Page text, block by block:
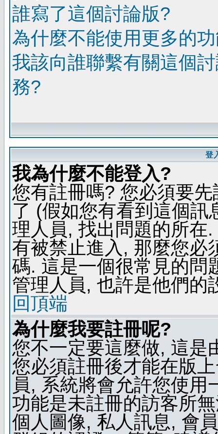
誰寫了這個討論版?
為什麼不能使用更多的
我該向誰聯繫有關這個
務?
登
我為什麼不能登入?
您有註冊嗎? 您必須要
了 (假如您有看到這個
理人員, 找出問題的所在
有被禁止進入, 那麼您必
碼. 這是一個很常見的問
管理人員, 也許是他們的
回頂端
為什麼我要註冊呢?
您不一定要這麼做, 這是
您必須註冊後才能在版
員, 系統將會允許您使
功能是未註冊的訪客所
個人圖像, 私人訊息, 會